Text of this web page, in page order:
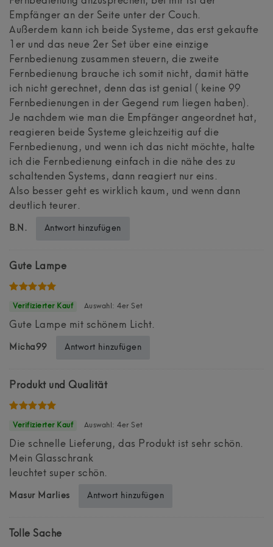
Empfänger an der Seite unter der Couch.
Außerdem kann ich beide Systeme, das erst gekaufte
1er und das neue 2er Set über eine einzige
Fernbedienung zusammen steuern, die zweite
Fernbedienung brauche ich somit nicht, damit hätte
ich nicht gerechnet, denn das ist genial ( keine 99
Fernbedienungen in der Gegend rum liegen haben).
Je nachdem wie man die Empfänger angeordnet hat,
reagieren beide Systeme gleichzeitig auf die
Fernbedienung, und wenn ich das nicht möchte, halte
ich die Fernbedienung einfach in die nähe des zu
schaltenden Systems, dann reagiert nur eins.
Also besser geht es wirklich kaum, und wenn dann
deutlich teurer.
B.N. Antwort hinzufügen
Gute Lampe
Auswahl: 4er Set
Gute Lampe mit schönem Licht.
Micha99 Antwort hinzufügen
Produkt und Qualität
Auswahl: 4er Set
Die schnelle Lieferung, das Produkt ist sehr schön.
Mein Glasschrank
leuchtet super schön.
Masur Marlies Antwort hinzufügen
Tolle Sache